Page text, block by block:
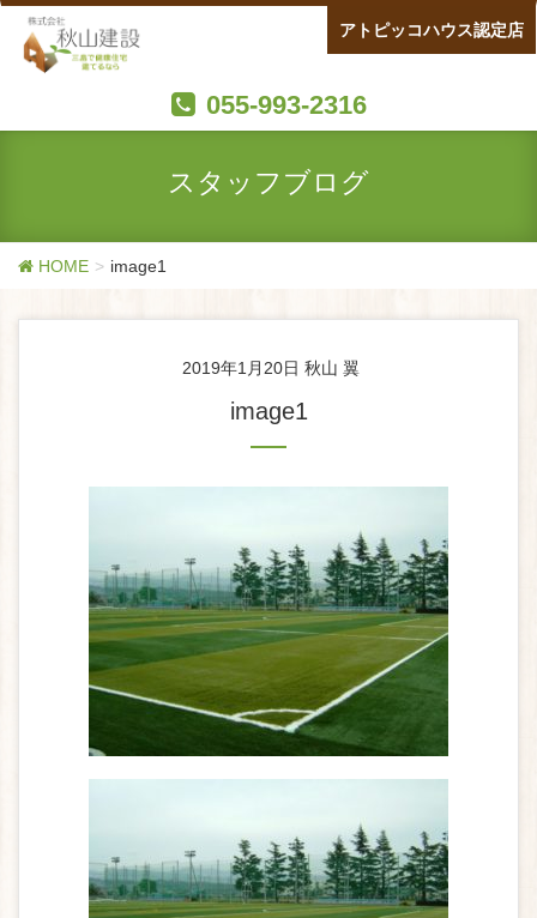
055-993-2316
アトピッコハウス認定店
スタッフブログ
HOME image1
2019年1月20日 秋山 翼
image1